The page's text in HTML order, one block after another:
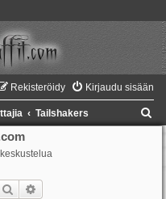
Kirjaudu sisään
Rekisteröidy
Tailshakers
Etsi